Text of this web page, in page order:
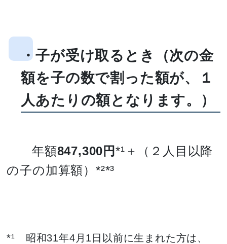
・子が受け取るとき（次の金
額を子の数で割った額が、１
人あたりの額となります。）
年額847,300円*¹＋（２人目以降
の子の加算額）*²*³
*¹ 昭和31年4月1日以前に生まれた方は、